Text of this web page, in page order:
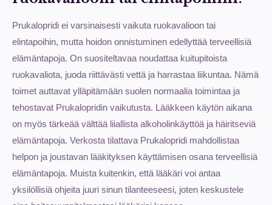
Prukalopridi ei varsinaisesti vaikuta ruokavalioon tai
elintapoihin, mutta hoidon onnistuminen edellyttää terveellisiä
elämäntapoja. On suositeltavaa noudattaa kuitupitoista
ruokavaliota, juoda riittävästi vettä ja harrastaa liikuntaa. Nämä
toimet auttavat ylläpitämään suolen normaalia toimintaa ja
tehostavat Prukalopridin vaikutusta. Lääkkeen käytön aikana
on myös tärkeää välttää liiallista alkoholinkäyttöä ja häiritseviä
elämäntapoja. Verkosta tilattava Prukalopridi mahdollistaa
helpon ja joustavan lääkityksen käyttämisen osana terveellisiä
elämäntapoja. Muista kuitenkin, että lääkäri voi antaa
yksilöllisiä ohjeita juuri sinun tilanteeseesi, joten keskustele